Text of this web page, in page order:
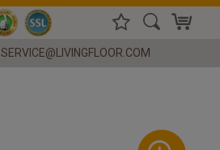
SERVICE@LIVINGFLOOR.COM